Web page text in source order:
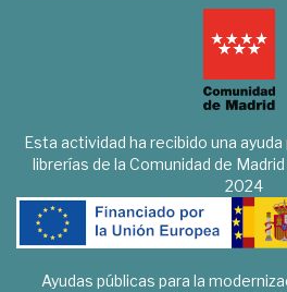
Esta actividad ha recibido una
librerías de la Comunidad de
2024
Ayudas públicas para la